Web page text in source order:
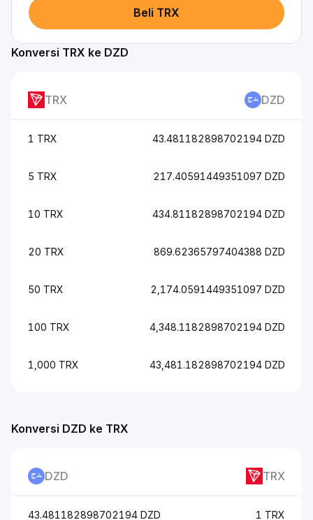
Beli TRX
Konversi TRX ke DZD
TRX DZD
1 TRX 43.481182898702194 DZD
5 TRX 217.40591449351097 DZD
10 TRX 434.81182898702194 DZD
20 TRX 869.62365797404388 DZD
50 TRX 2,174.0591449351097 DZD
100 TRX 4,348.1182898702194 DZD
1,000 TRX 43,481.182898702194 DZD
Konversi DZD ke TRX
DZD TRX
43.481182898702194 DZD 1 TRX